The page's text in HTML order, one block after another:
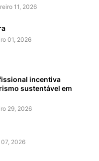
11, 2026
01, 2026
incentiva
sustentável em
29, 2026
2026